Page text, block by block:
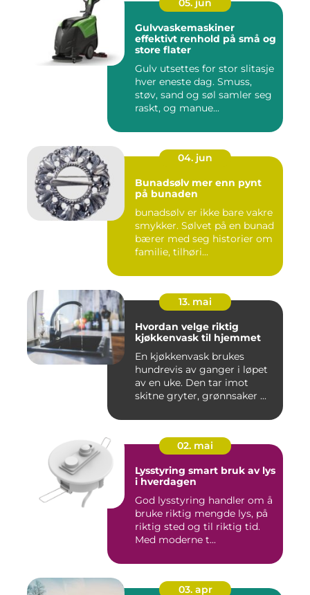
05. jun
Gulvvaskemaskiner
effektivt renhold på små og
store flater
Gulv utsettes for stor slitasje
hver eneste dag. Smuss,
støv, sand og søl samler seg
raskt, og manue...
04. jun
Bunadsølv mer enn pynt
på bunaden
bunadsølv er ikke bare vakre
smykker. Sølvet på en bunad
bærer med seg historier om
familie, tilhøri...
13. mai
Hvordan velge riktig
kjøkkenvask til hjemmet
En kjøkkenvask brukes
hundrevis av ganger i løpet
av en uke. Den tar imot
skitne gryter, grønnsaker ...
02. mai
Lysstyring smart bruk av lys
i hverdagen
God lysstyring handler om å
bruke riktig mengde lys, på
riktig sted og til riktig tid.
Med moderne t...
03. apr